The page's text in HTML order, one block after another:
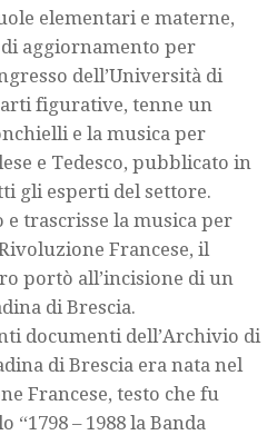
elementari e materne,
aggiornamento per
dell’Università di
figurative, tenne un
e la musica per
e Tedesco, pubblicato in
gli esperti del settore.
trascrisse la musica per
Francese, il
portò all’incisione di un
di Brescia.
documenti dell’Archivio di
di Brescia era nata nel
Francese, testo che fu
– 1988 la Banda